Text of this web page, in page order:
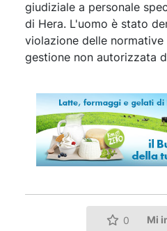
giudiziale a personale
di Hera. L'uomo è stato
violazione delle
gestione non autorizzata
0 Mi